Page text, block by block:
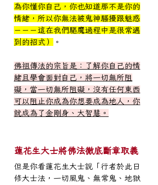
為你懂你自己，你也知道那不是你的
情緒，所以你無法被鬼神騷擾跟魅惑
－－－這在我們驅魔過程中是很常遇
到的招式）
。
佛祖傳法的宗旨是：了解你自己的情
緒且學會面對自己，將一切無所阻
礙，當一切無所阻礙，沒有任何東西
可以阻止你成為你想要成為地人，你
就成為了金剛身、大智慧。
蓮花生大士將佛法徹底斷章取義
但是你看蓮花生大士說「行者於此日
修大士法，一切風鬼、無常鬼、地獄